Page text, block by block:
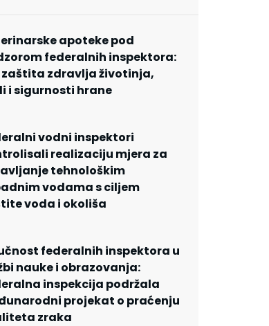
apoteke pod
federalnih inspektora:
zaštita zdravlja životinja,
i sigurnosti hrane
vodni inspektori
realizaciju mjera za
tehnološkim
vodama s ciljem
voda i okoliša
federalnih inspektora u
nauke i obrazovanja:
inspekcija podržala
projekat o praćenju
zraka